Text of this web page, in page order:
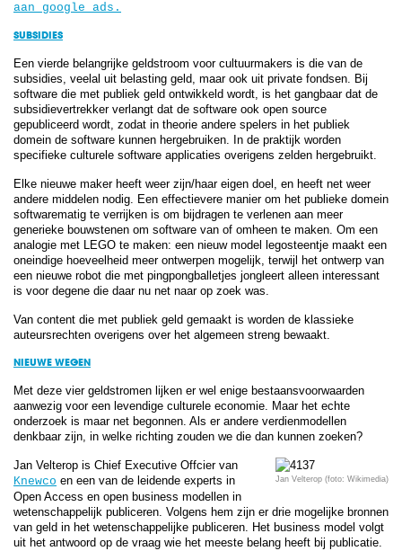
aan google ads.
SUBSIDIES
Een vierde belangrijke geldstroom voor cultuurmakers is die van de
subsidies, veelal uit belasting geld, maar ook uit private fondsen. Bij
software die met publiek geld ontwikkeld wordt, is het gangbaar dat de
subsidievertrekker verlangt dat de software ook open source
gepubliceerd wordt, zodat in theorie andere spelers in het publiek
domein de software kunnen hergebruiken. In de praktijk worden
specifieke culturele software applicaties overigens zelden hergebruikt.
Elke nieuwe maker heeft weer zijn/haar eigen doel, en heeft net weer
andere middelen nodig. Een effectievere manier om het publieke domein
softwarematig te verrijken is om bijdragen te verlenen aan meer
generieke bouwstenen om software van of omheen te maken. Om een
analogie met LEGO te maken: een nieuw model legosteentje maakt een
oneindige hoeveelheid meer ontwerpen mogelijk, terwijl het ontwerp van
een nieuwe robot die met pingpongballetjes jongleert alleen interessant
is voor degene die daar nu net naar op zoek was.
Van content die met publiek geld gemaakt is worden de klassieke
auteursrechten overigens over het algemeen streng bewaakt.
NIEUWE WEGEN
Met deze vier geldstromen lijken er wel enige bestaansvoorwaarden
aanwezig voor een levendige culturele economie. Maar het echte
onderzoek is maar net begonnen. Als er andere verdienmodellen
denkbaar zijn, in welke richting zouden we die dan kunnen zoeken?
Jan Velterop (foto: Wikimedia)
Jan Velterop is Chief Executive Offcier van
Knewco en een van de leidende experts in
Open Access en open business modellen in
wetenschappelijk publiceren. Volgens hem zijn er drie mogelijke bronnen
van geld in het wetenschappelijke publiceren. Het business model volgt
uit het antwoord op de vraag wie het meeste belang heeft bij publicatie.